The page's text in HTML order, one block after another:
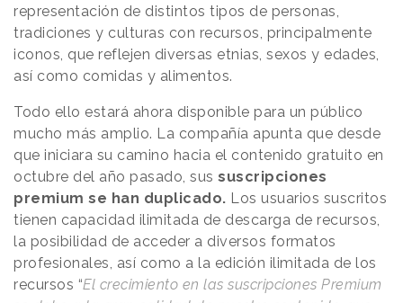
representación de distintos tipos de personas,
tradiciones y culturas con recursos, principalmente
iconos, que reflejen diversas etnias, sexos y edades,
así como comidas y alimentos.
Todo ello estará ahora disponible para un público
mucho más amplio. La compañía apunta que desde
que iniciara su camino hacia el contenido gratuito en
octubre del año pasado, sus suscripciones
premium se han duplicado. Los usuarios suscritos
tienen capacidad ilimitada de descarga de recursos,
la posibilidad de acceder a diversos formatos
profesionales, así como a la edición ilimitada de los
recursos “El crecimiento en las suscripciones Premium